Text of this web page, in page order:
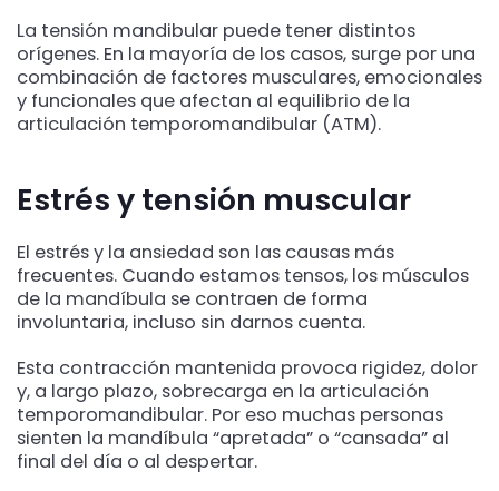
La tensión mandibular puede tener distintos
orígenes. En la mayoría de los casos, surge por una
combinación de factores musculares, emocionales
y funcionales que afectan al equilibrio de la
articulación temporomandibular (ATM).
Estrés y tensión muscular
El estrés y la ansiedad son las causas más
frecuentes. Cuando estamos tensos, los músculos
de la mandíbula se contraen de forma
involuntaria, incluso sin darnos cuenta.
Esta contracción mantenida provoca rigidez, dolor
y, a largo plazo, sobrecarga en la articulación
temporomandibular. Por eso muchas personas
sienten la mandíbula “apretada” o “cansada” al
final del día o al despertar.